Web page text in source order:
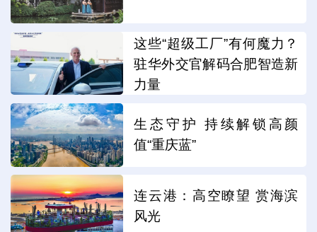
这些“超级工厂”有何魔力？
驻华外交官解码合肥智造新
力量
生态守护 持续解锁高颜
值“重庆蓝”
连云港：高空瞭望 赏海滨
风光